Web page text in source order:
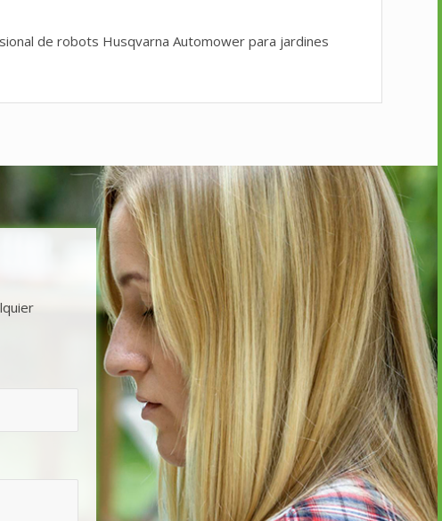
de robots Husqvarna Automower para jardines